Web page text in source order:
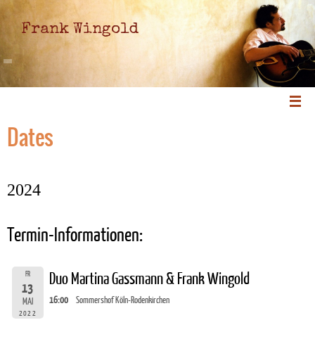
Frank Wingold
Dates
2024
Termin-Informationen:
FR
13
MAI
2022
Duo Martina Gassmann & Frank Wingold
16:00 Sommershof Köln-Rodenkirchen